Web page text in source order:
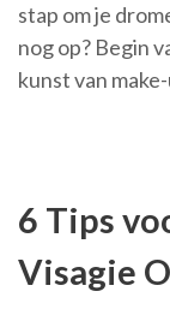
stap om je
nog op? Begin
kunst van
6 Tips
Visagie